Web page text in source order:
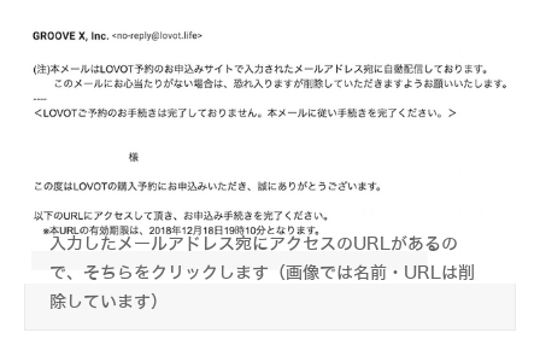
入力したメールアドレス宛にアクセスのURLがあるの
で、そちらをクリックします（画像では名前・URLは削
除しています）